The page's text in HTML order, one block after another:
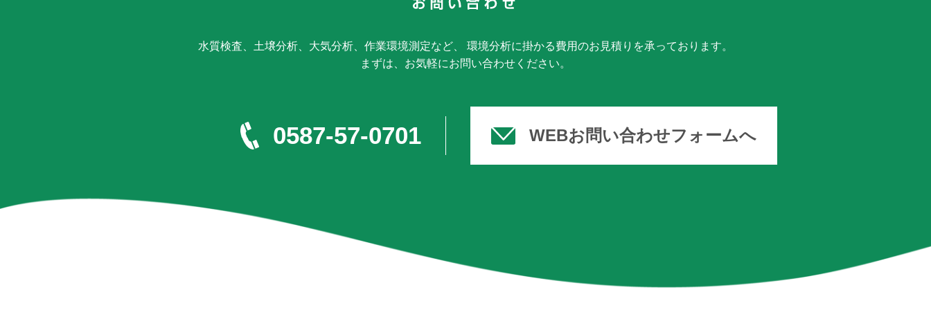
水質検査、土壌分析、大気分析、作業環境測定など、 環境分析に掛かる費用のお見積りを承っております。
まずは、お気軽にお問い合わせください。
0587-57-0701 WEBお問い合わせフォームへ